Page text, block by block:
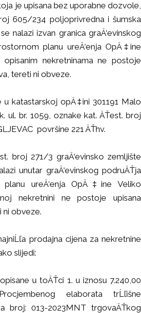
je upisana bez uporabne dozvole,
605/234 poljoprivredna i šumska
nalazi izvan granica graÄ‘evinskog
planu ureÄ‘enja OpÄ‡ine
nekretninama ne postoje
tereti ni obveze.
u katastarskoj opÄ‡ini 301191 Malo
ul. br. 1059, oznake kat. ÄŤest. broj
površine 221 ÄŤhv.
broj 271/3 graÄ‘evinsko zemljište
unutar graÄ‘evinskog podruÄŤja
planu ureÄ‘enja OpÄ‡ine Veliko
nekretnini ne postoje upisana
ni obveze.
prodajna cijena za nekretnine
slijedi:
u toÄŤci 1. u iznosu 7.240,00
elaborata trĹľišne
broj: 013-2023MNT trgovaÄŤkog